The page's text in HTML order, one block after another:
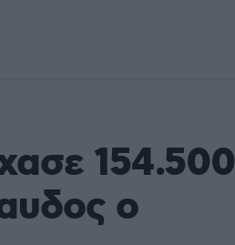
154.500
ο